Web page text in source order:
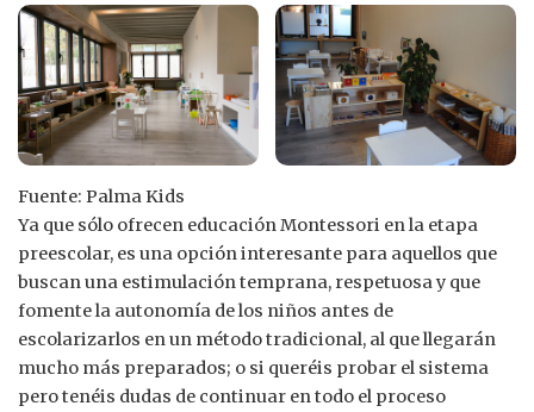
Fuente: Palma Kids
Ya que sólo ofrecen educación Montessori en la etapa
preescolar, es una opción interesante para aquellos que
buscan una estimulación temprana, respetuosa y que
fomente la autonomía de los niños antes de
escolarizarlos en un método tradicional, al que llegarán
mucho más preparados; o si queréis probar el sistema
pero tenéis dudas de continuar en todo el proceso